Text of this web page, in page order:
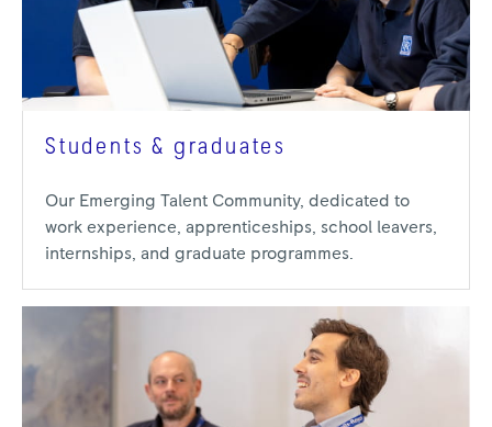
Students & graduates
Our Emerging Talent Community, dedicated to
work experience, apprenticeships, school leavers,
internships, and graduate programmes.